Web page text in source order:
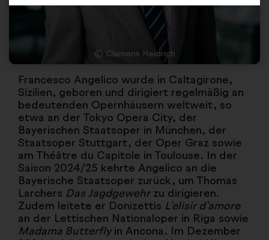
© Clemens Heidrich
Francesco Angelico wurde in Caltagirone,
Sizilien, geboren und dirigiert regelmäßig an
bedeutenden Opernhäusern weltweit, so
etwa an der Tokyo Opera City, der
Bayerischen Staatsoper in München, der
Staatsoper Stuttgart, der Oper Graz sowie
am Théâtre du Capitole in Toulouse. In der
Saison 2024/25 kehrte Angelico an die
Bayerische Staatsoper zurück, um Thomas
Larchers Das Jagdgewehrzu dirigieren.
Zudem leitete er Donizettis L’elisir d’amore
an der Lettischen Nationaloper in Riga sowie
Madama Butterflyin Ancona. Im Dezember